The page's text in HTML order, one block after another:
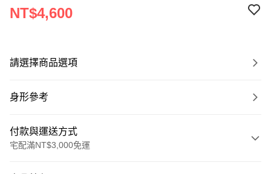
NT$4,600
請選擇商品選項
身形參考
付款與運送方式
宅配滿NT$3,000免運